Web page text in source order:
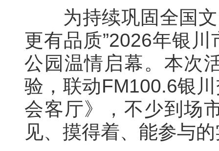
为持续巩固全国文
更有品质”2026年银
公园温情启幕。本次
验，联动FM100.6银
会客厅》，不少到场
见、摸得着、能参与